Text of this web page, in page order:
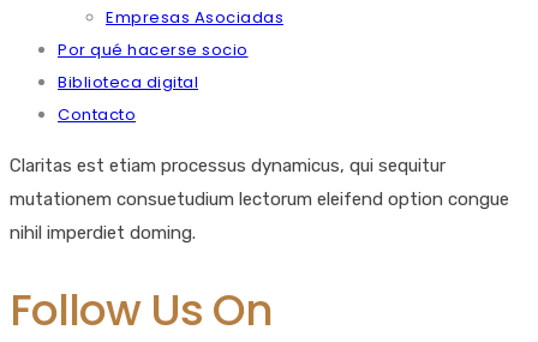
Empresas Asociadas
Por qué hacerse socio
Biblioteca digital
Contacto
Claritas est etiam processus dynamicus, qui sequitur
mutationem consuetudium lectorum eleifend option congue
nihil imperdiet doming.
Follow Us On